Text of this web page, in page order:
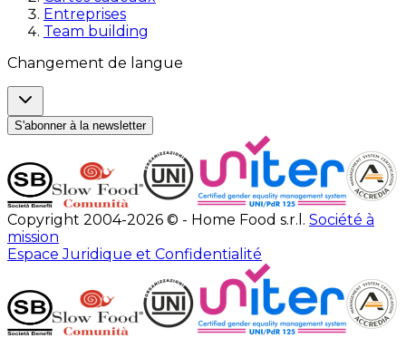
Entreprises
Team building
Changement de langue
S'abonner à la newsletter
Copyright 2004-2026 © - Home Food s.r.l. Société à
mission
Espace Juridique et Confidentialité